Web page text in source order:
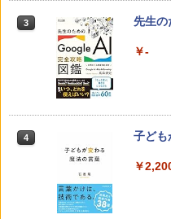
3 先生
￥-
4 子ども
￥